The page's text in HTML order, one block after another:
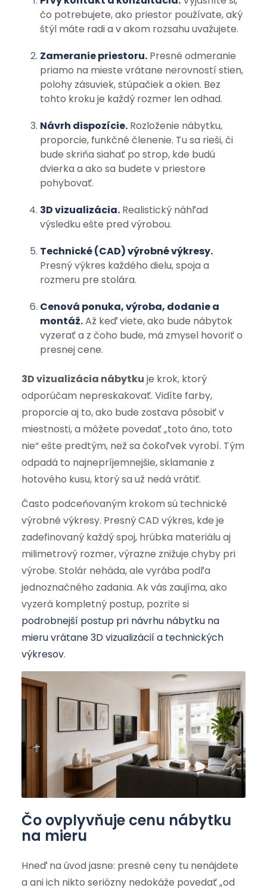
čo potrebujete, ako priestor používate, aký
štýl máte radi a v akom rozsahu uvažujete.
Zameranie priestoru.Presné odmeranie
priamo na mieste vrátane nerovností stien,
polohy zásuviek, stúpačiek a okien. Bez
tohto kroku je každý rozmer len odhad.
Návrh dispozície.Rozloženie nábytku,
proporcie, funkčné členenie. Tu sa rieši, či
bude skriňa siahať po strop, kde budú
dvierka a ako sa budete v priestore
pohybovať.
3D vizualizácia.Realistický náhľad
výsledku ešte pred výrobou.
Technické (CAD) výrobné výkresy.
Presný výkres každého dielu, spoja a
rozmeru pre stolára.
Cenová ponuka, výroba, dodanie a
montáž.Až keď viete, ako bude nábytok
vyzerať a z čoho bude, má zmysel hovoriť o
presnej cene.
3D vizualizácia nábytku je krok, ktorý
odporúčam nepreskakovať. Vidíte farby,
proporcie aj to, ako bude zostava pôsobiť v
miestnosti, a môžete povedať „toto áno, toto
nie“ ešte predtým, než sa čokoľvek vyrobí. Tým
odpadá to najnepríjemnejšie, sklamanie z
hotového kusu, ktorý sa už nedá vrátiť.
Často podceňovaným krokom sú technické
výrobné výkresy. Presný CAD výkres, kde je
zadefinovaný každý spoj, hrúbka materiálu aj
milimetrový rozmer, výrazne znižuje chyby pri
výrobe. Stolár neháda, ale vyrába podľa
jednoznačného zadania. Ak vás zaujíma, ako
vyzerá kompletný postup, pozrite si
podrobnejší postup pri návrhu nábytku na
mieru vrátane 3D vizualizácií a technických
výkresov.
Čo ovplyvňuje cenu nábytku
na mieru
Hneď na úvod jasne: presné ceny tu nenájdete
a ani ich nikto seriózny nedokáže povedať „od